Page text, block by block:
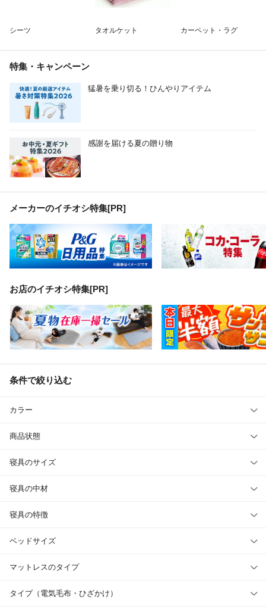
シーツ タオルケット カーペット・ラグ
特集・キャンペーン
猛暑を乗り切る！ひんやりアイテム
感謝を届ける夏の贈り物
メーカーのイチオシ特集[PR]
お店のイチオシ特集[PR]
条件で絞り込む
カラー
商品状態
寝具のサイズ
寝具の中材
寝具の特徴
ベッドサイズ
マットレスのタイプ
タイプ（電気毛布・ひざかけ）